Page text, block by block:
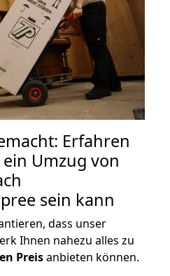
Erfahren
Umzug von
sein kann
dass unser
Ihnen nahezu alles zu
Preisanbieten können.